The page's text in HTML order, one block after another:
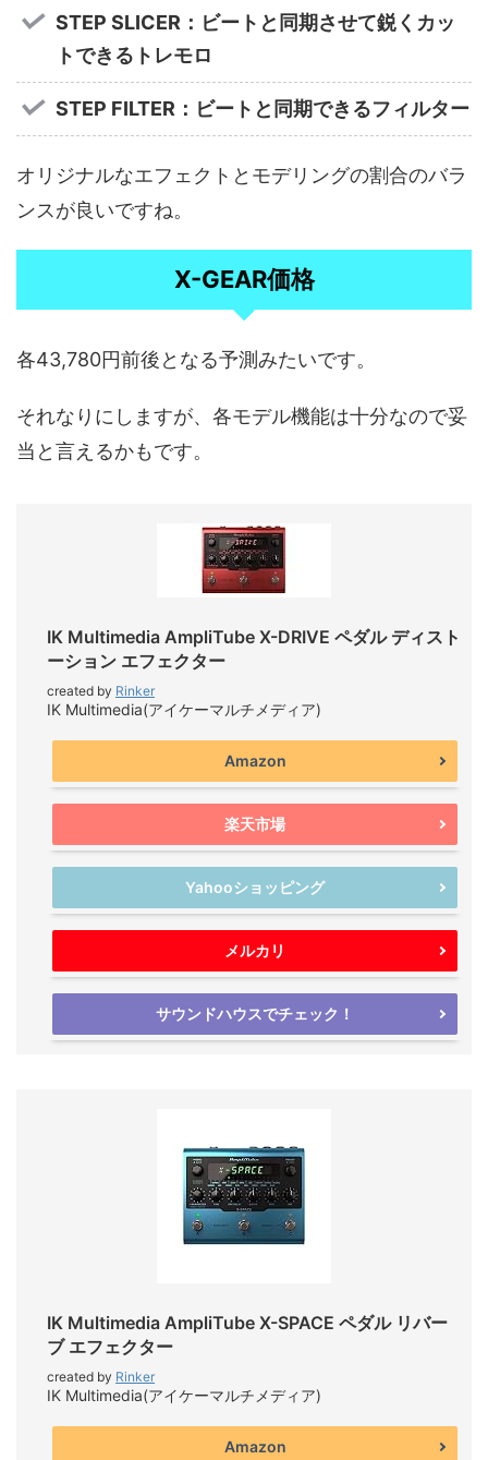
STEP SLICER：ビートと同期させて鋭くカッ
トできるトレモロ
STEP FILTER：ビートと同期できるフィルター
オリジナルなエフェクトとモデリングの割合のバラ
ンスが良いですね。
X-GEAR価格
各43,780円前後となる予測みたいです。
それなりにしますが、各モデル機能は十分なので妥
当と言えるかもです。
IK Multimedia AmpliTube X-DRIVE ペダル ディスト
ーション エフェクター
created by Rinker
IK Multimedia(アイケーマルチメディア)
Amazon
楽天市場
Yahooショッピング
メルカリ
サウンドハウスでチェック！
IK Multimedia AmpliTube X-SPACE ペダル リバー
ブ エフェクター
created by Rinker
IK Multimedia(アイケーマルチメディア)
Amazon